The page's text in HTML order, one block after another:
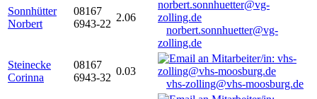
Sonnhütter
Norbert
08167
6943-22
2.06
norbert.sonnhuetter@vg-
zolling.de
Steinecke
Corinna
08167
6943-32
0.03
vhs-zolling@vhs-moosburg.de